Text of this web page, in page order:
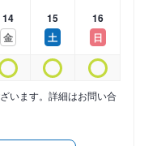
14
金
15
土
16
日
います。詳細はお問い合